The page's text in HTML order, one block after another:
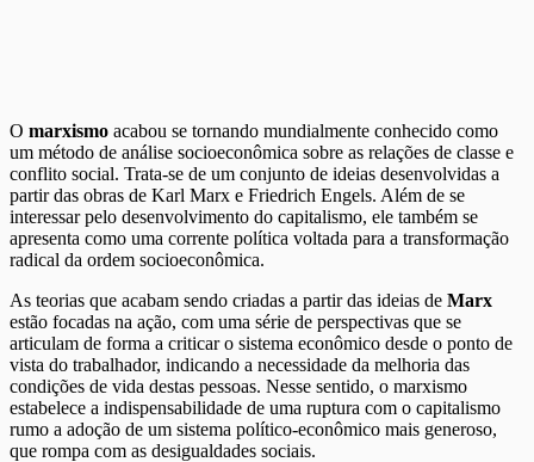
O marxismo acabou se tornando mundialmente conhecido como
um método de análise socioeconômica sobre as relações de classe e
conflito social. Trata-se de um conjunto de ideias desenvolvidas a
partir das obras de Karl Marx e Friedrich Engels. Além de se
interessar pelo desenvolvimento do capitalismo, ele também se
apresenta como uma corrente política voltada para a transformação
radical da ordem socioeconômica.
As teorias que acabam sendo criadas a partir das ideias de Marx
estão focadas na ação, com uma série de perspectivas que se
articulam de forma a criticar o sistema econômico desde o ponto de
vista do trabalhador, indicando a necessidade da melhoria das
condições de vida destas pessoas. Nesse sentido, o marxismo
estabelece a indispensabilidade de uma ruptura com o capitalismo
rumo a adoção de um sistema político-econômico mais generoso,
que rompa com as desigualdades sociais.